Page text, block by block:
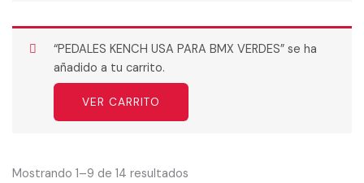
“PEDALES KENCH USA PARA BMX VERDES” se ha
añadido a tu carrito.
VER CARRITO
Mostrando 1–9 de 14 resultados